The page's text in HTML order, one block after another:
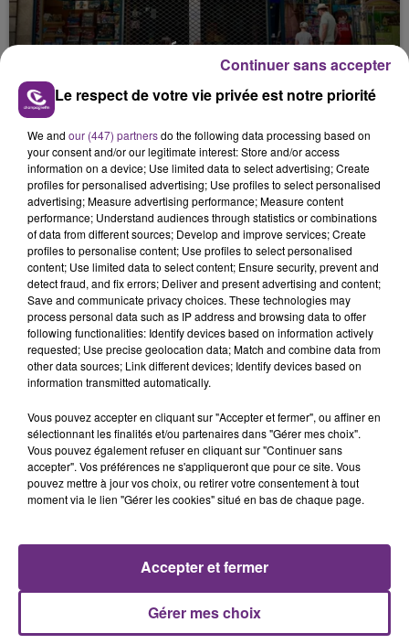
LE MAGASIN JOUÉCLUB DE REIMS FERME
C'était l'une des institutions du centre-ville
rémois. Le magasin JouéClub est contraint de
fermer ses portes.
TITRES DIFFUSÉS
11h48
11h48
Des Fleurs
11h44
11h44
Ghetto Supastar
11h41
11h41 11h39
11h39
Le respect de votre vie privée est notre priorité
We and our (447) partnersdo the following data processing based on
your consent and/or our legitimate interest: Store and/or access
information on a device; Use limited data to select advertising; Create
profiles for personalised advertising; Use profiles to select personalised
advertising; Measure advertising performance; Measure content
performance; Understand audiences through statistics or combinations
of data from different sources; Develop and improve services; Create
profiles to personalise content; Use profiles to select personalised
content; Use limited data to select content; Ensure security, prevent and
detect fraud, and fix errors; Deliver and present advertising and content;
Save and communicate privacy choices. These technologies may
process personal data such as IP address and browsing data to offer
following functionalities: Identify devices based on information actively
requested; Use precise geolocation data; Match and combine data from
other data sources; Link different devices; Identify devices based on
information transmitted automatically.
Vous pouvez accepter en cliquant sur "Accepter et fermer", ou affiner en
sélectionnant les finalités et/ou partenaires dans "Gérer mes choix".
Vous pouvez également refuser en cliquant sur "Continuer sans
accepter". Vos préférences ne s'appliqueront que pour ce site. Vous
pouvez mettre à jour vos choix, ou retirer votre consentement à tout
moment via le lien "Gérer les cookies" situé en bas de chaque page.
Gérer mes choix
Accepter et fermer
Continuer sans accepter